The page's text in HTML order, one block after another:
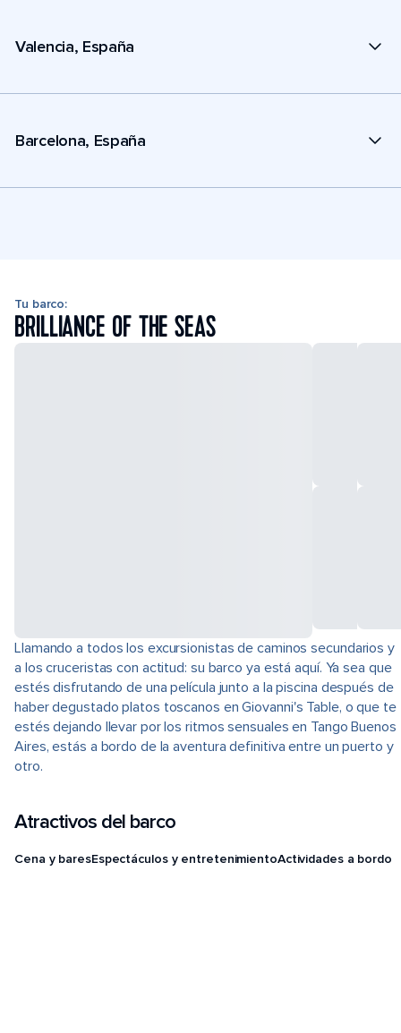
Valencia, España
Barcelona, España
Tu barco:
BRILLIANCE OF THE SEAS
Llamando a todos los excursionistas de caminos secundarios y
a los cruceristas con actitud: su barco ya está aquí. Ya sea que
estés disfrutando de una película junto a la piscina después de
haber degustado platos toscanos en Giovanni's Table, o que te
estés dejando llevar por los ritmos sensuales en Tango Buenos
Aires, estás a bordo de la aventura definitiva entre un puerto y
otro.
Atractivos del barco
Cena y baresEspectáculos y entretenimientoActividades a bordo